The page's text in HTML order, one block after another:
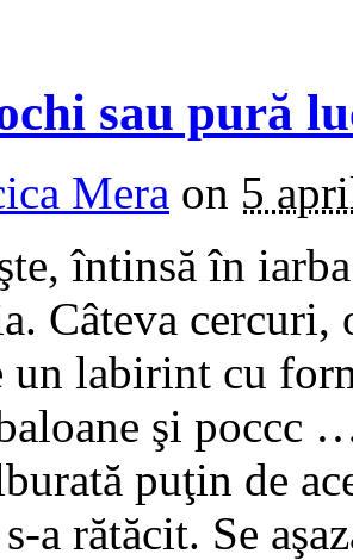
sau pură
Mera on 5
întinsă în
Câteva cercuri,
un labirint cu
şi poccc
puţin de
s-a rătăcit. Se